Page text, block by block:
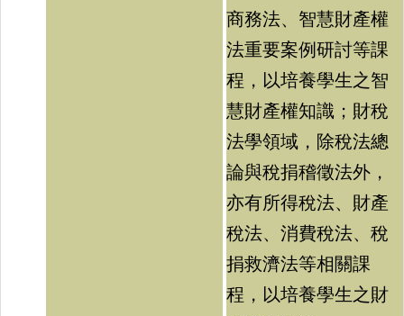
商務法、智慧財產權
法重要案例研討等課
程，以培養學生之智
慧財產權知識；財稅
法學領域，除稅法總
論與稅捐稽徵法外，
亦有所得稅法、財產
稅法、消費稅法、稅
捐救濟法等相關課
程，以培養學生之財